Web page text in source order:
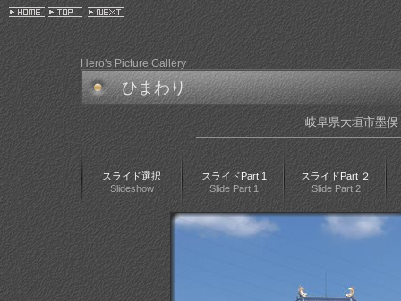
Hero's Picture Gallery
ひまわり
岐阜県大垣市墨
スライド選択
Slideshow
スライドPart 1
Slide Part 1
スライドPart ２
Slide Part 2